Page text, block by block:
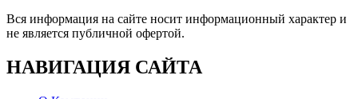
Вся информация на сайте носит информационный характер и
не является публичной офертой.
НАВИГАЦИЯ САЙТА